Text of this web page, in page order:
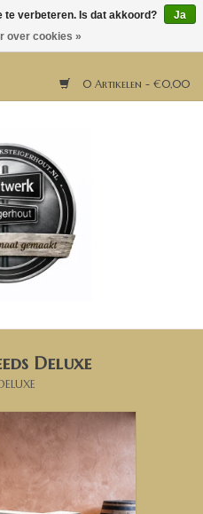
0 Artikelen - €0,00
Deluxe
te verbeteren. Is dat akkoord?
Ja
over cookies »